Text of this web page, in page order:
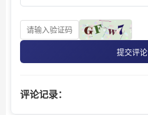
提交评论
评论记录：